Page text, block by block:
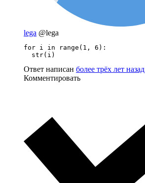
lega @lega
for i in range(1, 6):
  str(i)
Ответ написан более трёх лет назад
Комментировать